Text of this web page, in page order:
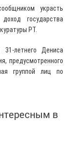
украсть
государства
РТ.
летнего Дениса
предусмотренного
группой лиц по
в